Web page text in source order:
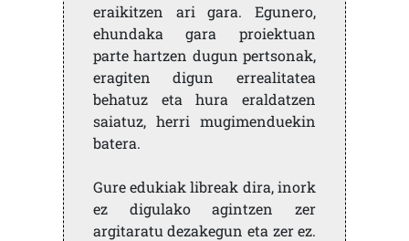
eraikitzen ari gara. Egunero,
ehundaka gara proiektuan
parte hartzen dugun pertsonak,
eragiten digun errealitatea
behatuz eta hura eraldatzen
saiatuz, herri mugimenduekin
batera.
Gure edukiak libreak dira, inork
ez digulako agintzen zer
argitaratu dezakegun eta zer ez.